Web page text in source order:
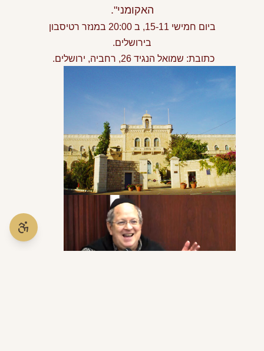
האקומני".
ביום חמישי 15-11, ב 20:00 במנזר רטיסבון
בירושלים.
כתובת: שמואל הנגיד 26, רחביה, ירושלים.